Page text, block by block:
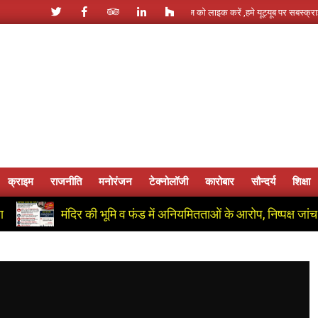
- +91 9464603017 , हमारे फेसबूक पेज को लाइक करें ,हमे यूट्यूब पर सबस्क्राइब जरूर करें
Primary
Navigation
क्राइम राजनीति मनोरंजन टेक्नोलॉजी कारोबार सौन्दर्य शिक्षा
मंदिर की भूमि व फंड में अनियमितताओं के आरोप, निष्पक्ष जांच की मांग